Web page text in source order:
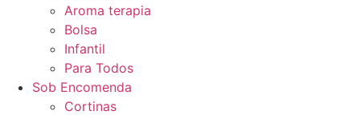
Aroma terapia
Bolsa
Infantil
Para Todos
Sob Encomenda
Cortinas